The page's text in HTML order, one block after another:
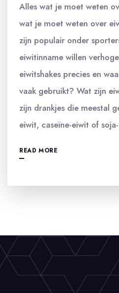
Alles wat je moet weten
wat je moet weten over
zijn populair onder
eiwitinname willen
eiwitshakes precies en
vaak gebruikt? Wat zijn
zijn drankjes die meestal
eiwit, caseïne-eiwit of
READ MORE